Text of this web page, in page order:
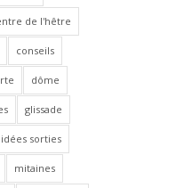
de l'hêtre
conseils
dôme
glissade
idées sorties
mitaines